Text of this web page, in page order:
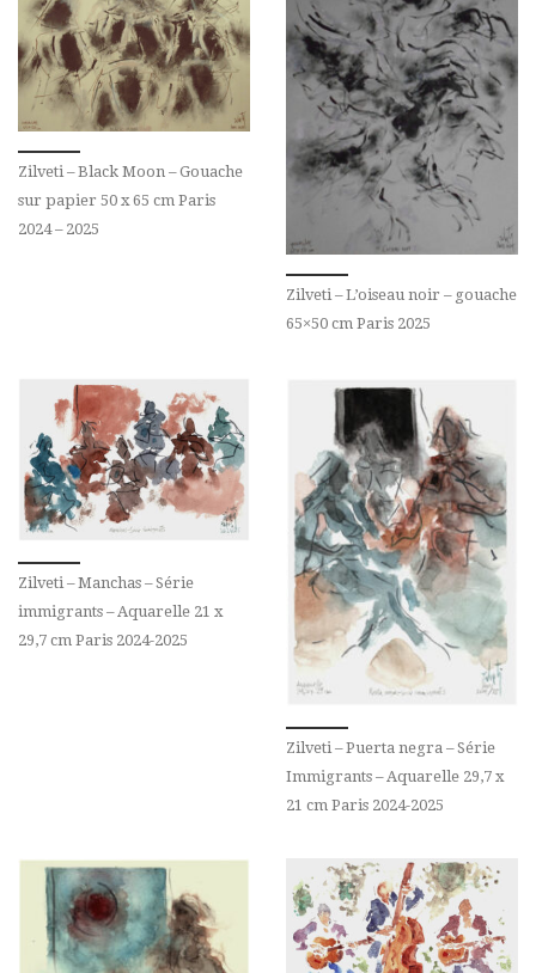
Zilveti – Black Moon – Gouache
sur papier 50 x 65 cm Paris
2024 – 2025
Zilveti – L’oiseau noir – gouache
65×50 cm Paris 2025
Zilveti – Manchas – Série
immigrants – Aquarelle 21 x
29,7 cm Paris 2024-2025
Zilveti – Puerta negra – Série
Immigrants – Aquarelle 29,7 x
21 cm Paris 2024-2025